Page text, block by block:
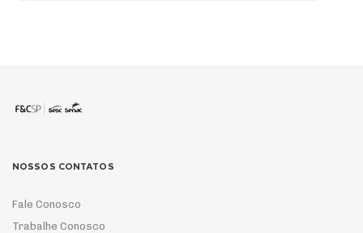
NOSSOS CONTATOS
Fale Conosco
Trabalhe Conosco